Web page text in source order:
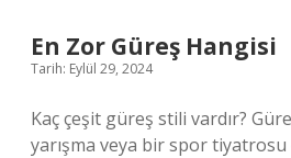
En Zor Güreş Hangisi
Tarih: Eylül 29, 2024
Kaç çeşit güreş stili vardır?
yarışma veya bir spor